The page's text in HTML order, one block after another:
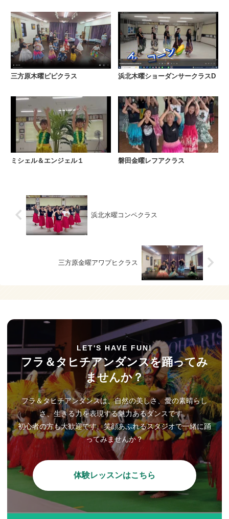
三方原木曜ピピクラス 浜北木曜ショーダンサークラスD
ミシェル＆エンジェル１ 磐田金曜レフアクラス
浜北水曜コンペクラス
三方原金曜アワプヒクラス
LET'S HAVE FUN!
フラ＆タヒチアンダンスを踊ってみ
ませんか？
フラ＆タヒチアンダンスは、自然の美しさ、愛の素晴らし
さ、生きる力を表現する魅力あるダンスです。
初心者の方も大歓迎です。笑顔あふれるスタジオで一緒に踊
ってみませんか？
体験レッスンはこちら